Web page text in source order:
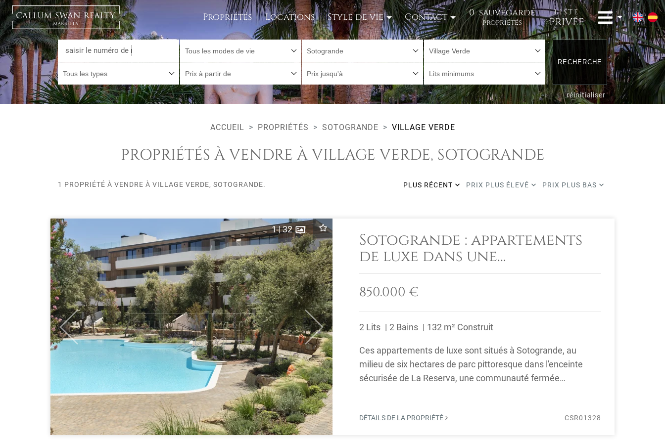
Propriétés Locations Style de vie Contact 0 sauvegardé
propriétés
LISTE
PRIVÉE
Tous les modes de vie Sotogrande Village Verde
Tous les types Prix à partir de Prix jusqu'à Lits minimums
RECHERCHE
réinitialiser
ACCUEIL PROPRIÉTÉS SOTOGRANDE VILLAGE VERDE
PROPRIÉTÉS À VENDRE À VILLAGE VERDE, SOTOGRANDE
1 PROPRIÉTÉ À VENDRE À VILLAGE VERDE, SOTOGRANDE. PLUS RÉCENT PRIX PLUS ÉLEVÉ PRIX PLUS BAS
Previous Next
1|32
Sotogrande : appartements
de luxe dans une
communauté fermée
850.000 €
2 Lits 2 Bains 132 m² Construit
Ces appartements de luxe sont situés à Sotogrande, au
milieu de six hectares de parc pittoresque dans l'enceinte
sécurisée de La Reserva, une communauté fermée
DÉTAILS DE LA PROPRIÉTÉ CSR01328